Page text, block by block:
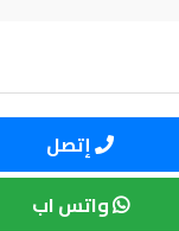
إتصل
واتس اب